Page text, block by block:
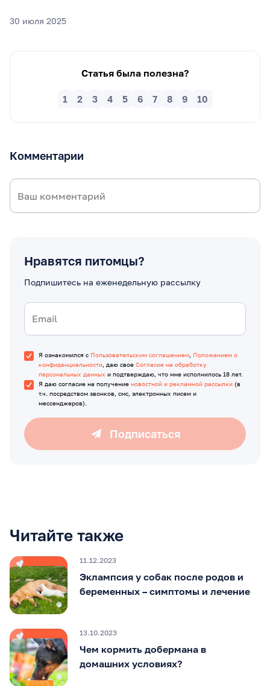
30 июля 2025
Статья была полезна?
10
9
8
7
6
5
4
3
2
1
Комментарии
Нравятся питомцы?
Подпишитесь на еженедельную рассылку
Я ознакомился с Пользовательским соглашением, Положением о
конфиденциальности, даю свое Согласие на обработку
персональных данных и подтверждаю, что мне исполнилось 18 лет.
Я даю согласие на получение новостной и рекламной рассылки (в
т.ч. посредством звонков, смс, электронных писем и
мессенджеров).
Подписаться
Читайте также
11.12.2023
Эклампсия у собак после родов и
беременных – симптомы и лечение
13.10.2023
Чем кормить добермана в
домашних условиях?